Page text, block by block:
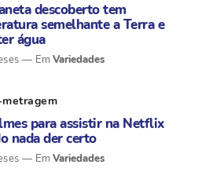
descoberto tem
semelhante a Terra e
água
Variedades
para assistir na Netflix
nada der certo
Variedades